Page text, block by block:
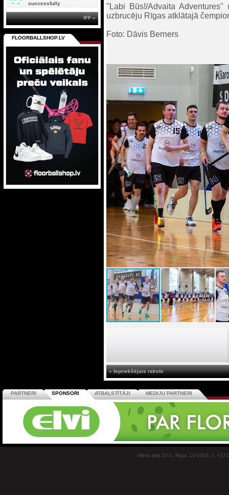
"Labi Būs!/Advaita
uzbrucēju Rīgas atklātajā
Foto: Dāvis Berners
« Iepriekšējais raksts
successfully
IFF »
FLOORBALLSHOP.LV
PARTNERI SPONSORI ATBALSTĪTĀJI MEDIJU PARTNERI
Miera iela 15-1, Rīga, LV-1001, t: